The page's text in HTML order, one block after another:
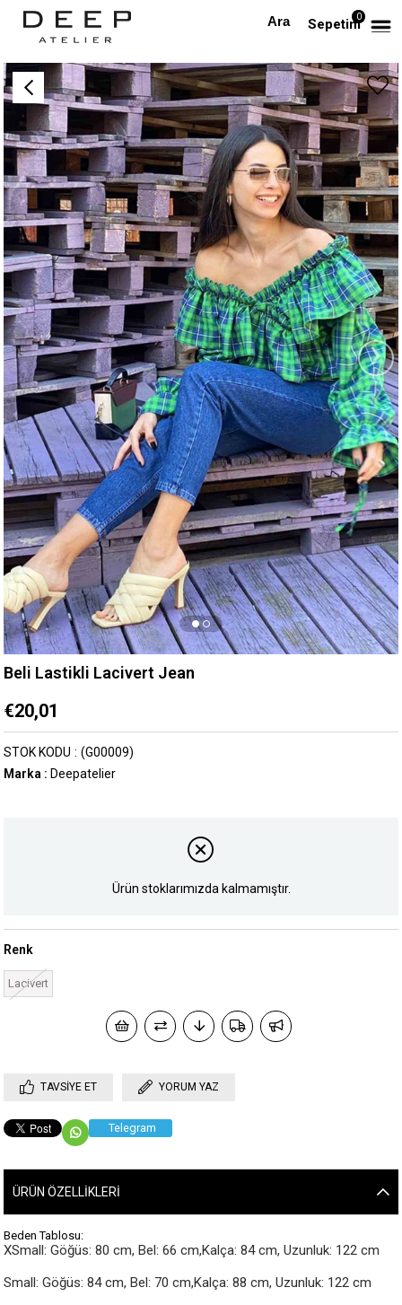
Sepetim0
Anasayfa Beli Lastikli Lacivert Jean
›
Beli Lastikli Lacivert Jean
€20,01
(G00009)
STOK KODU
Marka : Deepatelier
Ürün stoklarımızda kalmamıştır.
Renk
Lacivert
TAVSIYE ET YORUM YAZ
Telegram
ÜRÜN ÖZELLIKLERI
Beden Tablosu:
XSmall: Göğüs: 80 cm, Bel: 66 cm,Kalça: 84 cm, Uzunluk: 122 cm
Small: Göğüs: 84 cm, Bel: 70 cm,Kalça: 88 cm, Uzunluk: 122 cm